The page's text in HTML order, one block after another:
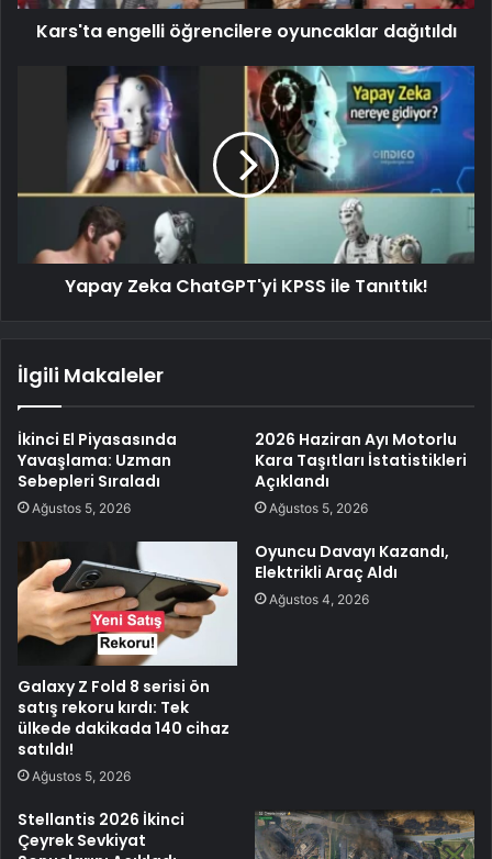
Kars'ta engelli öğrencilere oyuncaklar dağıtıldı
Yapay Zeka ChatGPT'yi KPSS ile Tanıttık!
İlgili Makaleler
İkinci El Piyasasında
Yavaşlama: Uzman
Sebepleri Sıraladı
Ağustos 5, 2026
2026 Haziran Ayı Motorlu
Kara Taşıtları İstatistikleri
Açıklandı
Ağustos 5, 2026
Galaxy Z Fold 8 serisi ön
satış rekoru kırdı: Tek
ülkede dakikada 140 cihaz
satıldı!
Ağustos 5, 2026
Oyuncu Davayı Kazandı,
Elektrikli Araç Aldı
Ağustos 4, 2026
Stellantis 2026 İkinci
Çeyrek Sevkiyat